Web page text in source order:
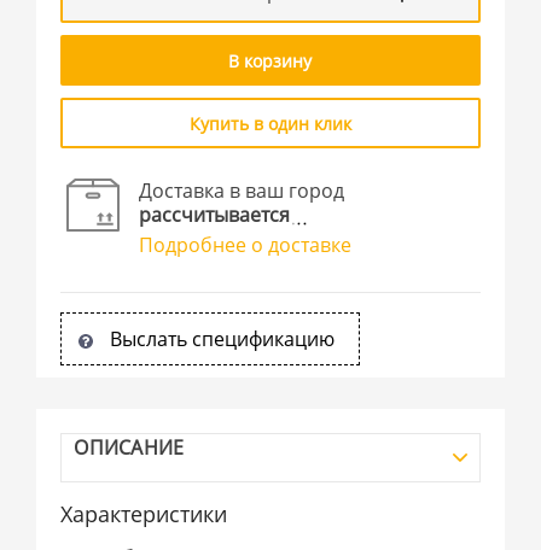
В корзину
Купить в один клик
Доставка в ваш город
рассчитывается
Подробнее о доставке
Выслать спецификацию
ОПИСАНИЕ
Характеристики